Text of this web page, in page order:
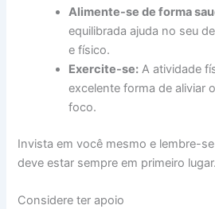
Alimente-se de forma
equilibrada ajuda no seu
e físico.
Exercite-se: A atividade
excelente forma de aliviar
foco.
Invista em você mesmo e lembre-
deve estar sempre em primeiro lugar.
Considere ter apoio